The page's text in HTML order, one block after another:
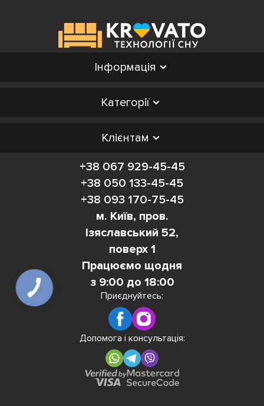
Інформація
Категорії
Клієнтам
+38 067 929-45-45
+38 050 133-45-45
+38 093 170-75-45
м. Київ, пров.
Ізяславський 52,
поверх 1
Працюємо щодня
з 9:00 до 18:00
Приєднуйтесь:
Допомога і консультація:
КНОПКА
ЗВ'ЯЗКУ